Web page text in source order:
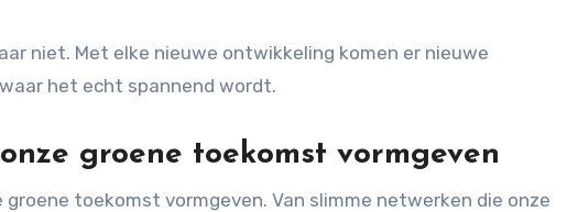
niet. Met elke nieuwe ontwikkeling komen er nieuwe
het echt spannend wordt.
groene toekomst vormgeven
toekomst vormgeven. Van slimme netwerken die onze